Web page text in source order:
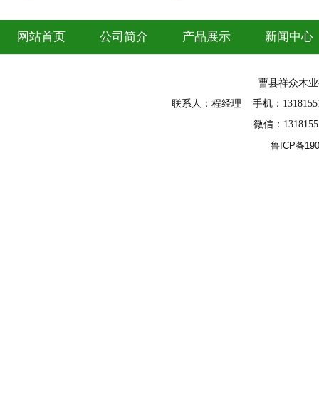
网站首页 公司简介 产品展示 新闻中心
曹县祥众木
联系人：程经理 手机：
微信：
鲁ICP备